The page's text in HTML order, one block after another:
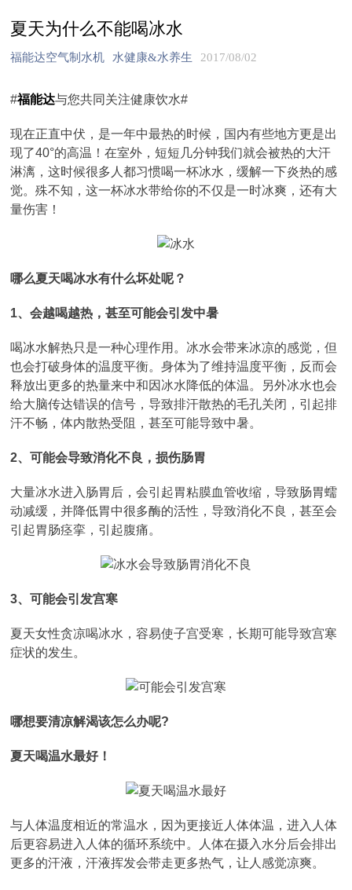
夏天为什么不能喝冰水
福能达空气制水机 水健康&水养生 2017/08/02
#福能达与您共同关注健康饮水#
现在正直中伏，是一年中最热的时候，国内有些地方更是出
现了40°的高温！在室外，短短几分钟我们就会被热的大汗
淋漓，这时候很多人都习惯喝一杯冰水，缓解一下炎热的感
觉。殊不知，这一杯冰水带给你的不仅是一时冰爽，还有大
量伤害！
哪么夏天喝冰水有什么坏处呢？
1、会越喝越热，甚至可能会引发中暑
喝冰水解热只是一种心理作用。冰水会带来冰凉的感觉，但
也会打破身体的温度平衡。身体为了维持温度平衡，反而会
释放出更多的热量来中和因冰水降低的体温。另外冰水也会
给大脑传达错误的信号，导致排汗散热的毛孔关闭，引起排
汗不畅，体内散热受阻，甚至可能导致中暑。
2、可能会导致消化不良，损伤肠胃
大量冰水进入肠胃后，会引起胃粘膜血管收缩，导致肠胃蠕
动减缓，并降低胃中很多酶的活性，导致消化不良，甚至会
引起胃肠痉挛，引起腹痛。
3、可能会引发宫寒
夏天女性贪凉喝冰水，容易使子宫受寒，长期可能导致宫寒
症状的发生。
哪想要清凉解渴该怎么办呢?
夏天喝温水最好！
与人体温度相近的常温水，因为更接近人体体温，进入人体
后更容易进入人体的循环系统中。人体在摄入水分后会排出
更多的汗液，汗液挥发会带走更多热气，让人感觉凉爽。